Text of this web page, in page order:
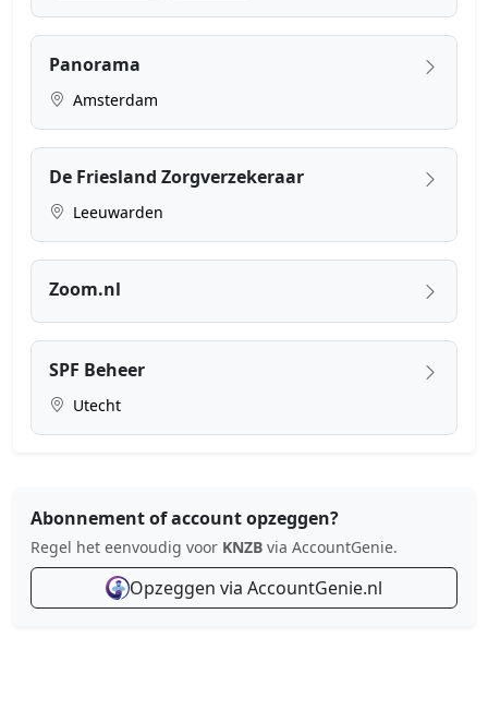
Panorama
Amsterdam
De Friesland Zorgverzekeraar
Leeuwarden
Zoom.nl
SPF Beheer
Utecht
Abonnement of account opzeggen?
Regel het eenvoudig voor KNZB via AccountGenie.
Opzeggen via AccountGenie.nl